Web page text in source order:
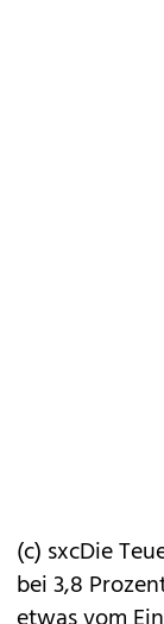
(c) sxcDie
bei 3,8